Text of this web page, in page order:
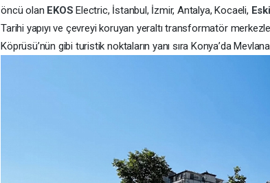
öncü olan EKOSElectric, İstanbul, İzmir, Antalya, Kocaeli,
Tarihi yapıyı ve çevreyi koruyan yeraltı transformatör
Köprüsü’nün gibi turistik noktaların yanı sıra Konya’da